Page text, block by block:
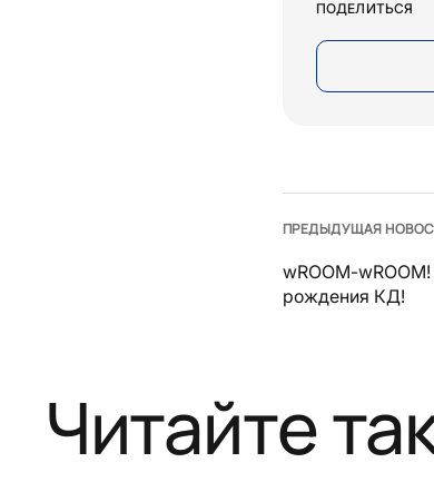
ПОДЕЛИТЬСЯ
ПРЕДЫДУЩАЯ
wROOM-
рождения КД!
Читайте